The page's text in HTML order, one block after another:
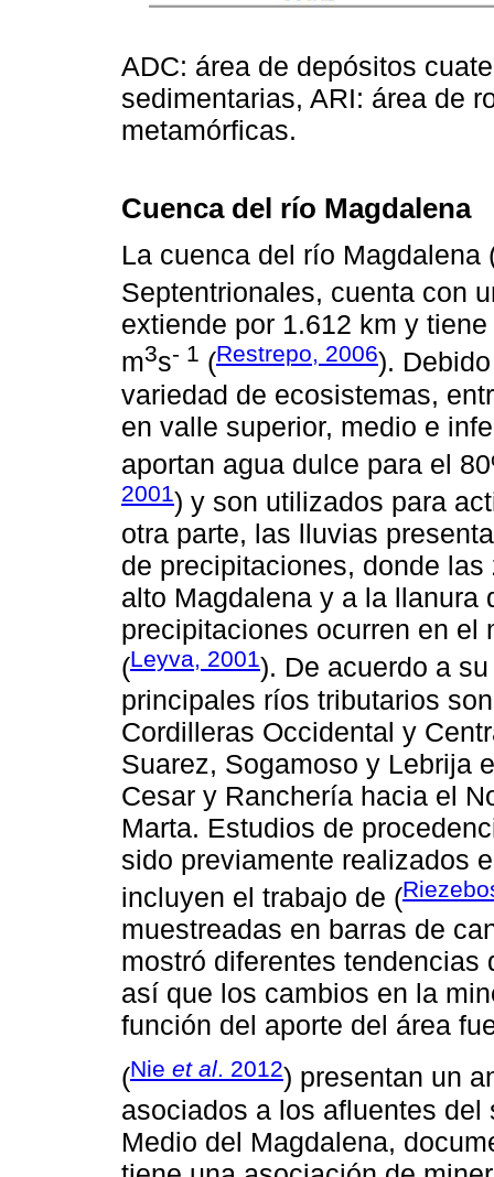
ADC: área de depósitos
sedimentarias, ARI: área de
metamórficas.
Cuenca del río Magdalena
La cuenca del río Magdalena
Septentrionales, cuenta con
extiende por 1.612 km y
m3s- 1 (Restrepo, 2006).
variedad de ecosistemas,
en valle superior, medio e
aportan agua dulce para el
2001) y son utilizados para
otra parte, las lluvias
de precipitaciones, donde
alto Magdalena y a la llanura
precipitaciones ocurren en el
(Leyva, 2001). De acuerdo a
principales ríos tributarios
Cordilleras Occidental y
Suarez, Sogamoso y Lebrija
Cesar y Ranchería hacia el
Marta. Estudios de
sido previamente realizados
incluyen el trabajo de (
muestreadas en barras de
mostró diferentes
así que los cambios en la
función del aporte del área
(Nie et al. 2012) presentan un
asociados a los afluentes
Medio del Magdalena,